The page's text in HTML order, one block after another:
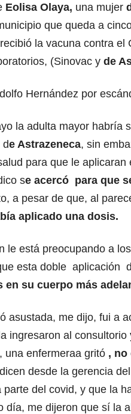
Eolisa Olaya, una mujer
que queda a
la vacuna contra
(Sinovac y de
Hernández por
la adulta mayor habría
de Astrazeneca, sin
para que le aplicaran
se acercó para que
a pesar de que, al
aplicado una dosis.
le está preocupando a
esta doble aplicación
en su cuerpo más
asustada, me dijo, fui a
ingresaron al consultorio
una enfermeraa gritó , no
desde la gerencia
parte del covid, y que la
día, me dijeron que sí la